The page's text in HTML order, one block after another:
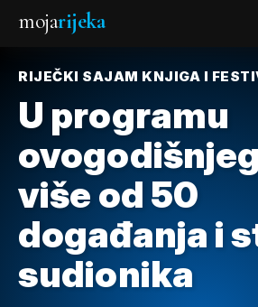
mojarijeka
RIJEČKI SAJAM KNJIGA I
U programu
više od 50
događanja i
sudionika